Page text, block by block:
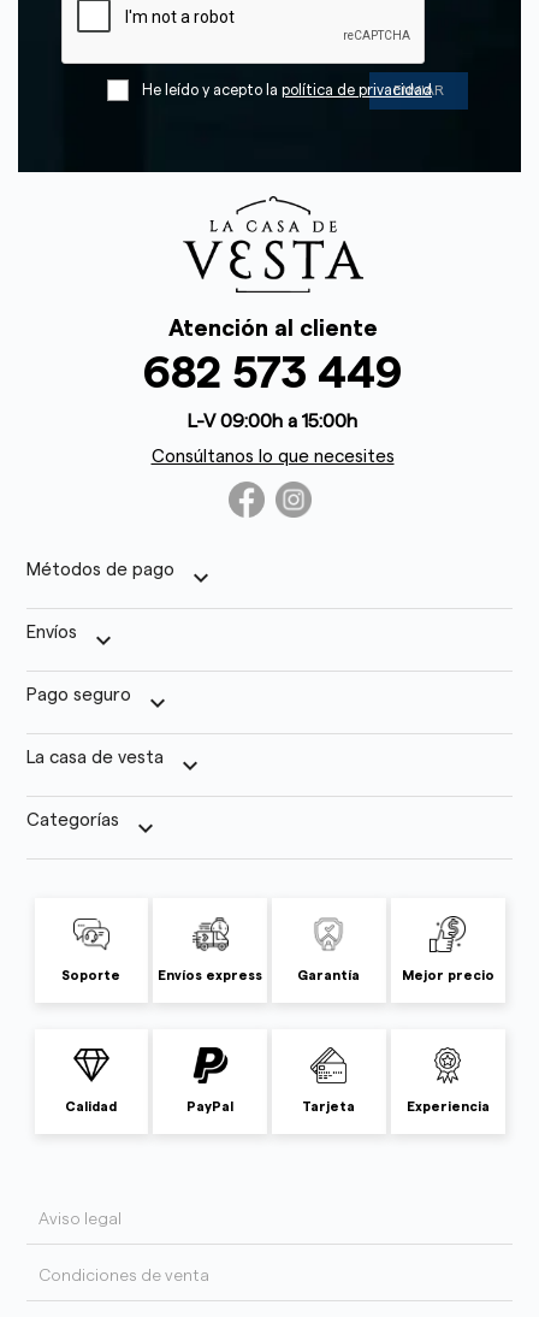
He leído y acepto la política de privacidad
Atención al cliente
682 573 449
L-V 09:00h a 15:00h
Consúltanos lo que necesites
Métodos de pago keyboard_arrow_down
Envíos keyboard_arrow_down
Pago seguro keyboard_arrow_down
La casa de vesta keyboard_arrow_down
Categorías keyboard_arrow_down
Soporte Envíos express Garantía Mejor precio
Calidad PayPal Tarjeta Experiencia
Aviso legal
Condiciones de venta